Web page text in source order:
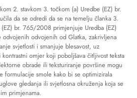
2. stavkom 3. točkom (a) Uredbe (EZ) br.
da se odredi da se na temelju članka 3.
br. 765/2008 primjenjuje Uredba (EZ)
odvojenih od Glatka, zakrivljena
svjetlosti i smanjuje blesavost, uz
omjer koji poboljšava čitljivost teksta
obrade ili teksturiranje površine mogu
formulacije smole kako bi se optimizirala
gledanja ili svjetlosna okruženja koja se
primjenama.